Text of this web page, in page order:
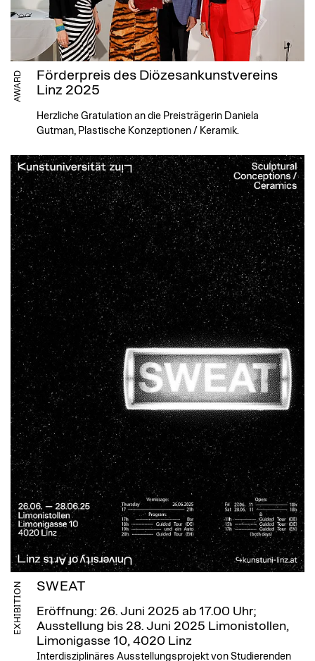
AWARD
Förderpreis des Diözesankunstvereins
Linz 2025
Herzliche Gratulation an die Preisträgerin Daniela
Gutman, Plastische Konzeptionen / Keramik.
EXHIBITION SWEAT
Eröffnung: 26. Juni 2025 ab 17.00 Uhr;
Ausstellung bis 28. Juni 2025 Limonistollen,
Limonigasse 10, 4020 Linz
Interdisziplinäres Ausstellungsprojekt von Studierenden